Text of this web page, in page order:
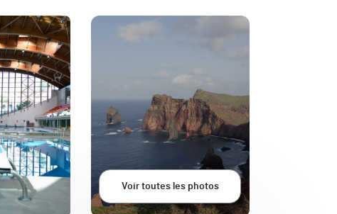
Voir toutes les photos